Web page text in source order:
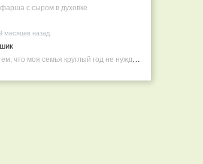
с сыром в духовке
месяцев назад
Горжусь тем, что моя семья круглый год не нуждается в покупных витаминах